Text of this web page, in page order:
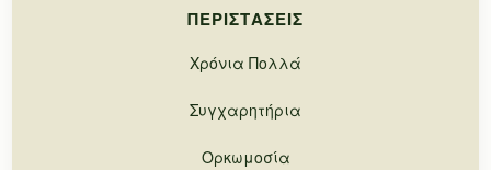
ΠΕΡΙΣΤΆΣΕΙΣ
Χρόνια Πολλά
Συγχαρητήρια
Ορκωμοσία